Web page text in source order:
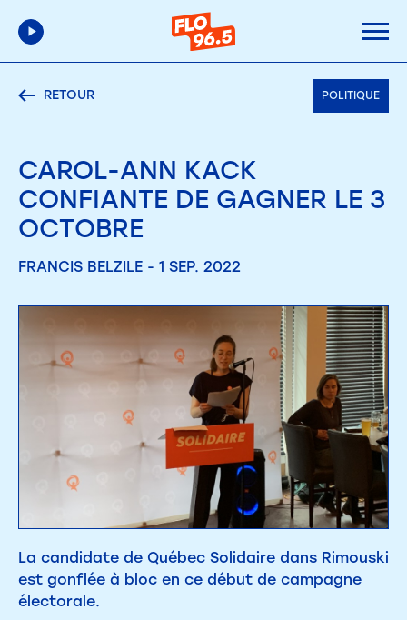
RETOUR POLITIQUE
CAROL-ANN KACK
CONFIANTE DE GAGNER LE 3
OCTOBRE
FRANCIS BELZILE - 1 SEP. 2022
La candidate de Québec Solidaire dans Rimouski
est gonflée à bloc en ce début de campagne
électorale.